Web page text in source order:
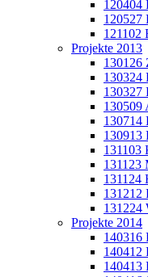
120404
120527
121102
Projekte 2013
130126
130324
130327
130509
130714
130913
131103
131123
131124
131212
131224
Projekte 2014
140316
140412
140413